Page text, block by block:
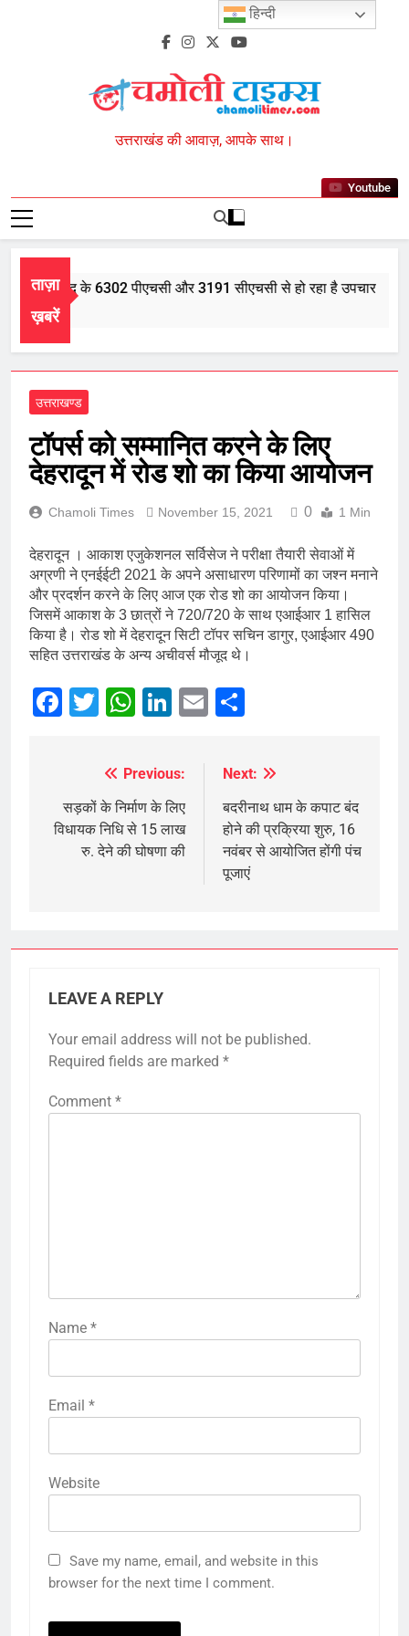
Chamoli Times
उत्तराखंड की आवाज़, आपके साथ।
Youtube
ताज़ा
ख़बरें
में आयुर्वेद के 6302 पीएचसी और 3191 सीएचसी से हो रहा है उपचार
5, 2026
उत्तराखण्ड
टॉपर्स को सम्मानित करने के लिए
देहरादून में रोड शो का किया आयोजन
Chamoli Times November 15, 2021 0 1 Min
देहरादून । आकाश एजुकेशनल सर्विसेज ने परीक्षा तैयारी सेवाओं में
अग्रणी ने एनईईटी 2021 के अपने असाधारण परिणामों का जश्न मनाने
और प्रदर्शन करने के लिए आज एक रोड शो का आयोजन किया।
जिसमें आकाश के 3 छात्रों ने 720/720 के साथ एआईआर 1 हासिल
किया है। रोड शो में देहरादून सिटी टॉपर सचिन डागुर, एआईआर 490
सहित उत्तराखंड के अन्य अचीवर्स मौजूद थे।
Facebook
TwitterWhatsApp
LinkedIn
Email
navigation
Previous:
सड़कों के निर्माण के लिए
विधायक निधि से 15 लाख
रु. देने की घोषणा की
Next:
बदरीनाथ धाम के कपाट बंद
होने की प्रक्रिया शुरु, 16
नवंबर से आयोजित होंगी पंच
पूजाएं
LEAVE A REPLY
Your email address will not be published.
Required fields are marked *
Comment *
Name *
Email *
Website
Save my name, email, and website in this
browser for the next time I comment.
हिन्दी